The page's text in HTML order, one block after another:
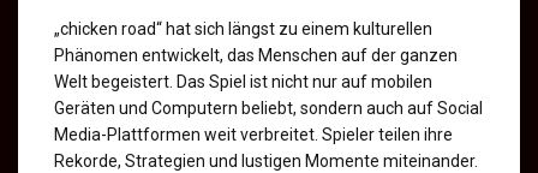
„chicken road“ hat sich längst zu einem kulturellen
Phänomen entwickelt, das Menschen auf der ganzen
Welt begeistert. Das Spiel ist nicht nur auf mobilen
Geräten und Computern beliebt, sondern auch auf Social
Media-Plattformen weit verbreitet. Spieler teilen ihre
Rekorde, Strategien und lustigen Momente miteinander.